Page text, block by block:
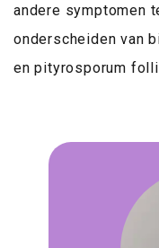
andere symptomen
onderscheiden van
en pityrosporum